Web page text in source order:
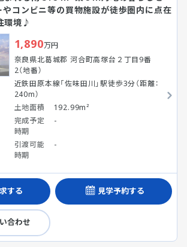
やコンビニ等の買物施設が徒歩圏内に点在
環境♪
1,890万円
奈良県北葛城郡 河合町高塚台２丁目9番
2（地番）
近鉄田原本線「佐味田川」駅徒歩3分（距離：
240m）
土地面積
192.99m²
完成予定
時期
-
引渡可能
時期
-
する 見学予約する
合わせ